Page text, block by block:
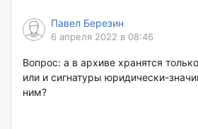
Павел Березин
6 апреля 2022 в 08:46
Вопрос: а в архиве хранятся
или и сигнатуры юридически-
ним?